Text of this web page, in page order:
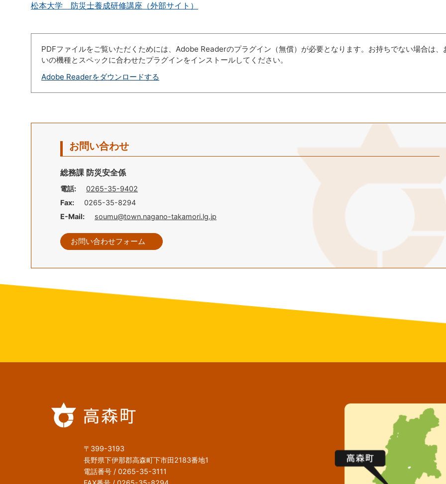
松本大学 防災士養成研修講座（外部サイト）
PDFファイルをご覧いただくためには、Adobe Readerのプラグイン（無償）が必要となります。お持ちでない場合は、
いの機種とスペックに合わせたプラグインをインストールしてください。
Adobe Readerをダウンロードする
お問い合わせ
総務課 防災安全係
電話:
0265-35-9402
Fax:
0265-35-8294
E-Mail:
soumu@town.nagano-takamori.lg.jp
お問い合わせフォーム
〒399-3193
長野県下伊那郡高森町下市田2183番地1
電話番号 / 0265-35-3111